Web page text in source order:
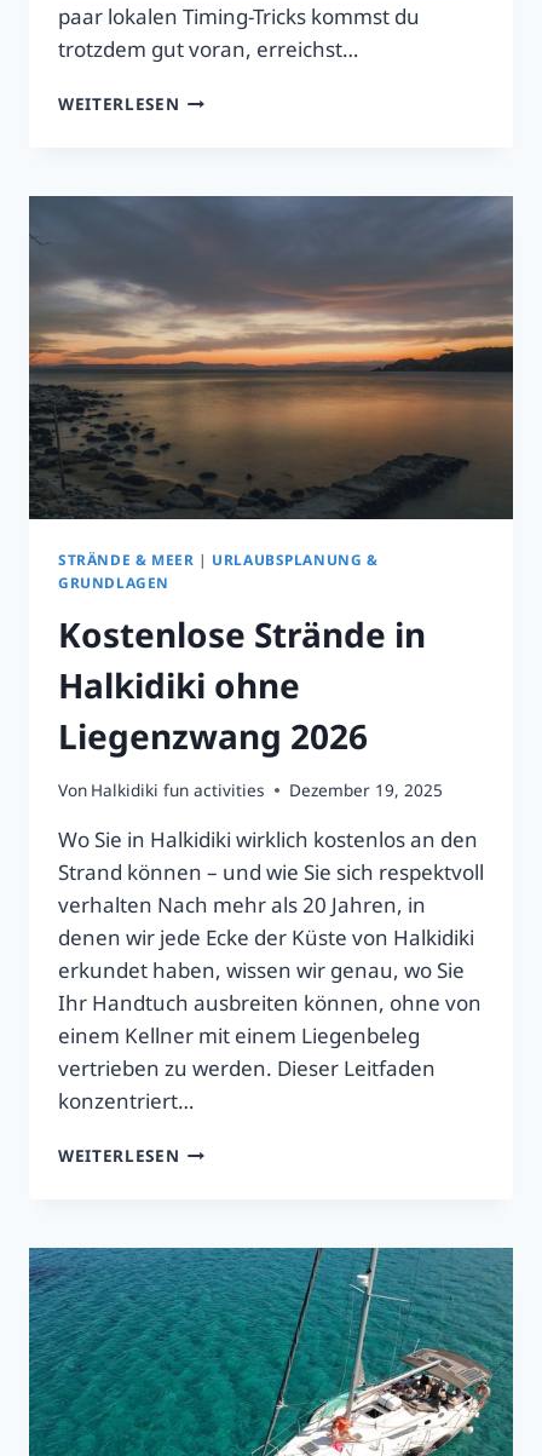
paar lokalen Timing-Tricks kommst du
trotzdem gut voran, erreichst…
WEITERLESEN KASSANDRA:
KRYOPIGI
STRÄNDE & MEER | URLAUBSPLANUNG &
GRUNDLAGEN
Kostenlose Strände in
Halkidiki ohne
Liegenzwang 2026
Von Halkidiki fun activities Dezember 19, 2025
Wo Sie in Halkidiki wirklich kostenlos an den
Strand können – und wie Sie sich respektvoll
verhalten Nach mehr als 20 Jahren, in
denen wir jede Ecke der Küste von Halkidiki
erkundet haben, wissen wir genau, wo Sie
Ihr Handtuch ausbreiten können, ohne von
einem Kellner mit einem Liegenbeleg
vertrieben zu werden. Dieser Leitfaden
konzentriert…
WEITERLESEN KOSTENLOSE
OHNE
LIEGENZWANG
2026